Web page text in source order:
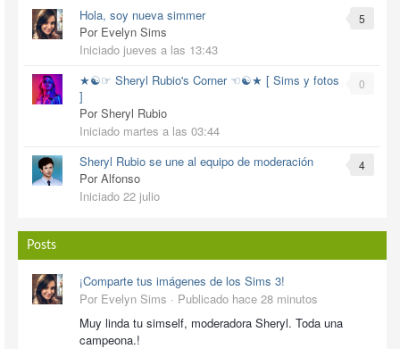
5
Hola, soy nueva simmer
Por Evelyn Sims
Iniciado jueves a las 13:43
0
★☯☞ Sheryl Rubio's Corner ☜☯★ [ Sims y fotos
]
Por Sheryl Rubio
Iniciado martes a las 03:44
4
Sheryl Rubio se une al equipo de moderación
Por Alfonso
Iniciado 22 julio
Posts
¡Comparte tus imágenes de los Sims 3!
Por Evelyn Sims · Publicado hace 28 minutos
Muy linda tu simself, moderadora Sheryl. Toda una
campeona.!